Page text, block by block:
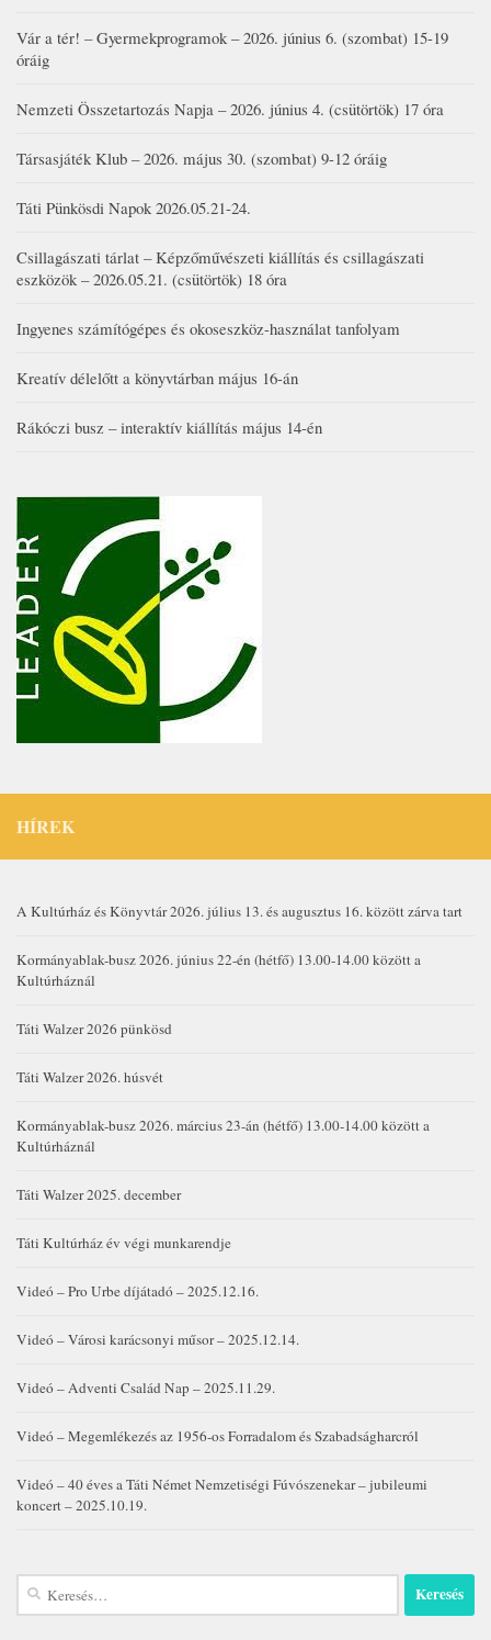
Vár a tér! – Gyermekprogramok – 2026. június 6. (szombat) 15-19
óráig
Nemzeti Összetartozás Napja – 2026. június 4. (csütörtök) 17 óra
Társasjáték Klub – 2026. május 30. (szombat) 9-12 óráig
Táti Pünkösdi Napok 2026.05.21-24.
Csillagászati tárlat – Képzőművészeti kiállítás és csillagászati
eszközök – 2026.05.21. (csütörtök) 18 óra
Ingyenes számítógépes és okoseszköz-használat tanfolyam
Kreatív délelőtt a könyvtárban május 16-án
Rákóczi busz – interaktív kiállítás május 14-én
HÍREK
A Kultúrház és Könyvtár 2026. július 13. és augusztus 16. között zárva tart
Kormányablak-busz 2026. június 22-én (hétfő) 13.00-14.00 között a
Kultúrháznál
Táti Walzer 2026 pünkösd
Táti Walzer 2026. húsvét
Kormányablak-busz 2026. március 23-án (hétfő) 13.00-14.00 között a
Kultúrháznál
Táti Walzer 2025. december
Táti Kultúrház év végi munkarendje
Videó – Pro Urbe díjátadó – 2025.12.16.
Videó – Városi karácsonyi műsor – 2025.12.14.
Videó – Adventi Család Nap – 2025.11.29.
Videó – Megemlékezés az 1956-os Forradalom és Szabadságharcról
Videó – 40 éves a Táti Német Nemzetiségi Fúvószenekar – jubileumi
koncert – 2025.10.19.
Keresés: